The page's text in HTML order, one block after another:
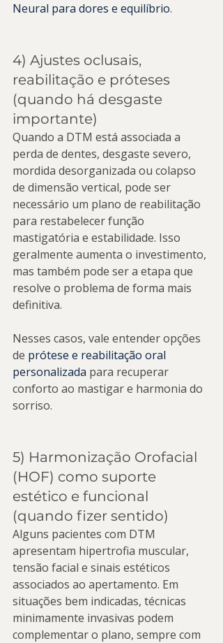
Neural para dores e equilíbrio.
4) Ajustes oclusais,
reabilitação e próteses
(quando há desgaste
importante)
Quando a DTM está associada a
perda de dentes, desgaste severo,
mordida desorganizada ou colapso
de dimensão vertical, pode ser
necessário um plano de reabilitação
para restabelecer função
mastigatória e estabilidade. Isso
geralmente aumenta o investimento,
mas também pode ser a etapa que
resolve o problema de forma mais
definitiva.
Nesses casos, vale entender opções
de prótese e reabilitação oral
personalizada para recuperar
conforto ao mastigar e harmonia do
sorriso.
5) Harmonização Orofacial
(HOF) como suporte
estético e funcional
(quando fizer sentido)
Alguns pacientes com DTM
apresentam hipertrofia muscular,
tensão facial e sinais estéticos
associados ao apertamento. Em
situações bem indicadas, técnicas
minimamente invasivas podem
complementar o plano, sempre com